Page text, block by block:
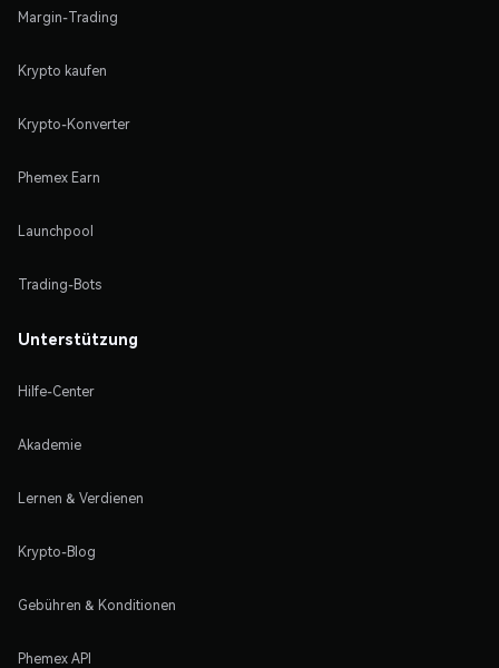
Margin-Trading
Krypto kaufen
Krypto-Konverter
Phemex Earn
Launchpool
Trading-Bots
Unterstützung
Hilfe-Center
Akademie
Lernen & Verdienen
Krypto-Blog
Gebühren & Konditionen
Phemex API